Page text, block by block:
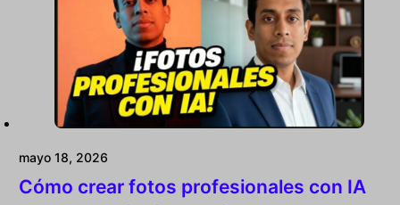
mayo 18, 2026
Cómo crear fotos profesionales con IA